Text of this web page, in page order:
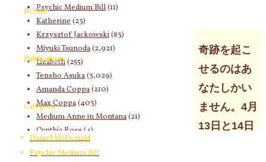
HOME
Publications
Category
Daniel McDonald
Psychic Medium Bill
奇跡を起こ
せるのはあ
なたしかい
ません。4月
13日と14日
Psychic Medium Bill(11)
Katherine(23)
Krzysztof Jackowski(83)
Miyuki Tsunoda(2,921)
Lizabeth(255)
Tensho Asuka(3,029)
Amanda Coppa(210)
Max Coppa(403)
Medium Anne in Montana(21)
Cynthia Rose (4)